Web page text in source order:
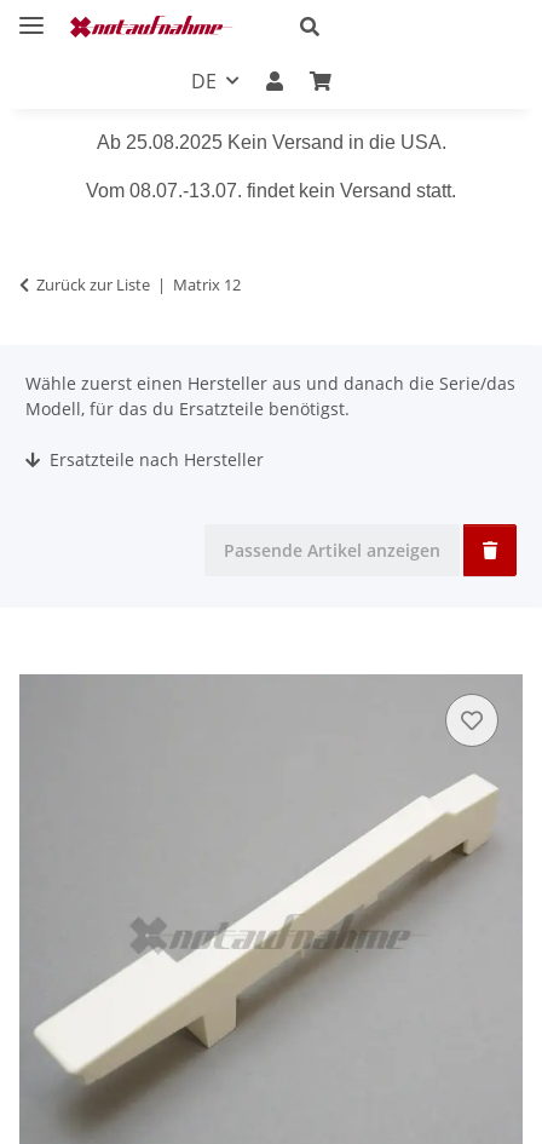
DE
Ab 25.08.2025 Kein Versand in die USA.
Vom 08.07.-13.07. findet kein Versand statt.
Zurück zur Liste Matrix 12
Wähle zuerst einen Hersteller aus und danach die Serie/das
Modell, für das du Ersatzteile benötigst.
Ersatzteile nach Hersteller
Passende Artikel anzeigen